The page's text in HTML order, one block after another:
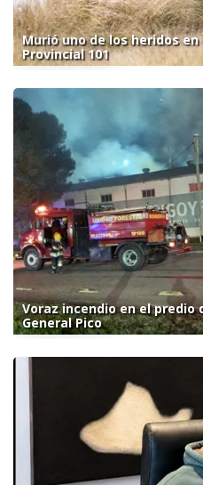
Murió uno de los heridos
Provincial 101
Voraz incendio en el
General Pico